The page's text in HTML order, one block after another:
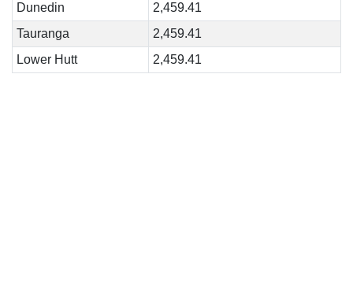
Dunedin
2,459.41
Tauranga
2,459.41
Lower Hutt
2,459.41